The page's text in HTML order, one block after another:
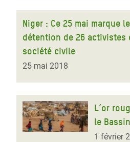
Niger : Ce 25 mai marque
détention de 26 activistes
société civile
25 mai 2018
L’or
le
1 février